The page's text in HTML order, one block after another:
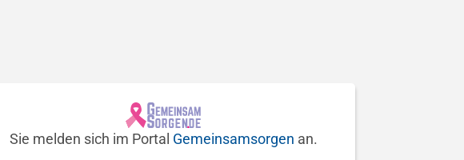
Sie melden sich im Portal Gemeinsamsorgen an.